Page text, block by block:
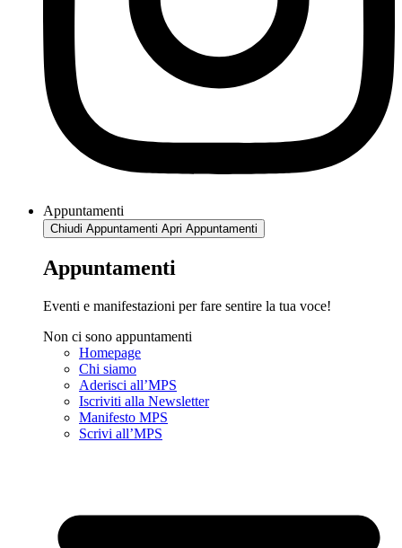
Appuntamenti
Chiudi Appuntamenti Apri Appuntamenti
Appuntamenti
Eventi e manifestazioni per fare sentire la tua voce!
Non ci sono appuntamenti
Homepage
Chi siamo
Aderisci all’MPS
Iscriviti alla Newsletter
Manifesto MPS
Scrivi all’MPS